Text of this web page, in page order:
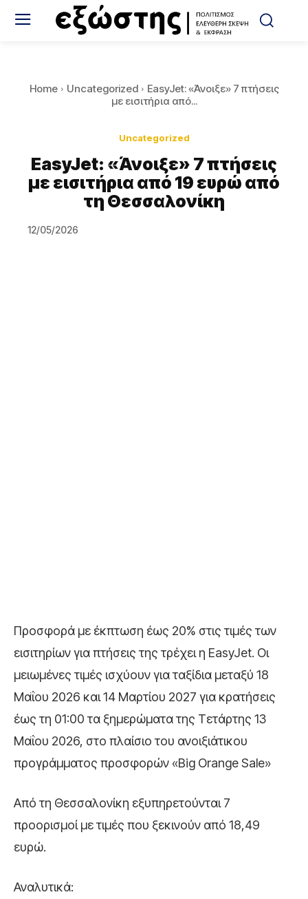
Home Uncategorized
EasyJet: «Άνοιξε» 7 πτήσεις
με εισιτήρια από...
Uncategorized
EasyJet: «Άνοιξε» 7 πτήσεις
με εισιτήρια από 19 ευρώ από
τη Θεσσαλονίκη
12/05/2026
Προσφορά με έκπτωση έως 20% στις τιμές των
εισιτηρίων για πτήσεις της τρέχει η EasyJet. Οι
μειωμένες τιμές ισχύουν για ταξίδια μεταξύ 18
Μαΐου 2026 και 14 Μαρτίου 2027 για κρατήσεις
έως τη 01:00 τα ξημερώματα της Τετάρτης 13
Μαΐου 2026, στο πλαίσιο του ανοιξιάτικου
προγράμματος προσφορών «Big Orange Sale»
Από τη Θεσσαλονίκη εξυπηρετούνται 7
προορισμοί με τιμές που ξεκινούν από 18,49
ευρώ.
Αναλυτικά: